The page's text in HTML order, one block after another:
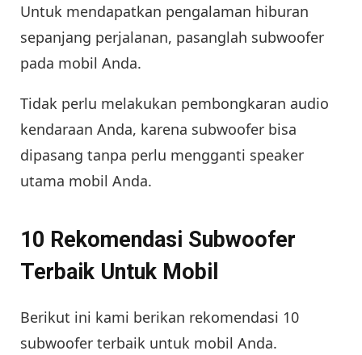
Untuk mendapatkan pengalaman hiburan
sepanjang perjalanan, pasanglah subwoofer
pada mobil Anda.
Tidak perlu melakukan pembongkaran audio
kendaraan Anda, karena subwoofer bisa
dipasang tanpa perlu mengganti speaker
utama mobil Anda.
10 Rekomendasi Subwoofer
Terbaik Untuk Mobil
Berikut ini kami berikan rekomendasi 10
subwoofer terbaik untuk mobil Anda.